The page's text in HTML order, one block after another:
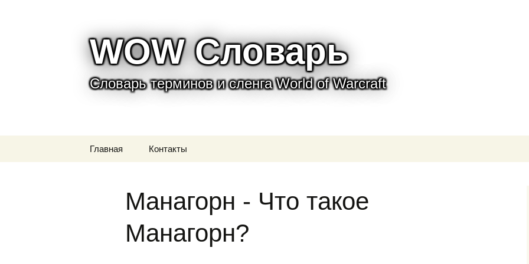
WOW Словарь
Словарь терминов и сленга World of Warcraft
Главная Контакты
Манагорн - Что такое
Манагорн?